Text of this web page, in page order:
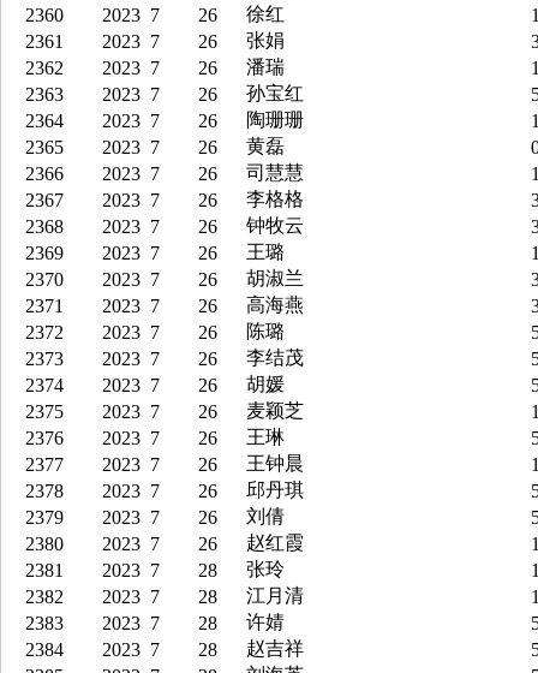
2360
2023 7 26 徐红
2361
2023 7 26 张娟
2362
2023 7 26 潘瑞
2363
2023 7 26 孙宝红
2364
2023 7 26 陶珊珊
2365
2023 7 26 黄磊
2366
2023 7 26 司慧慧
2367
2023 7 26 李格格
2368
2023 7 26 钟牧云
2369
2023 7 26 王璐
2370
2023 7 26 胡淑兰
2371
2023 7 26 高海燕
2372
2023 7 26 陈璐
2373
2023 7 26 李结茂
2374
2023 7 26 胡媛
2375
2023 7 26 麦颖芝
2376
2023 7 26 王琳
2377
2023 7 26 王钟晨
2378
2023 7 26 邱丹琪
2379
2023 7 26 刘倩
2380
2023 7 26 赵红霞
2381
2023 7 28 张玲
2382
2023 7 28 江月清
2383
2023 7 28 许婧
2384
2023 7 28 赵吉祥